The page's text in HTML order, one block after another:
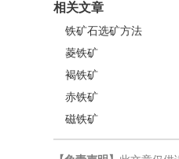
相关文章
铁矿石选矿方法
菱铁矿
褐铁矿
赤铁矿
磁铁矿